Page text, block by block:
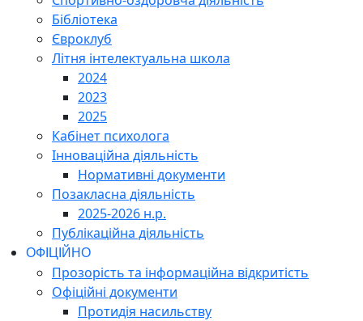
Бібліотека
Євроклуб
Літня інтелектуальна школа
2024
2023
2025
Кабінет психолога
Інноваційна діяльність
Нормативні документи
Позакласна діяльність
2025-2026 н.р.
Публікаційна діяльність
ОФІЦІЙНО
Прозорість та інформаційна відкритість
Офіційні документи
Протидія насильству